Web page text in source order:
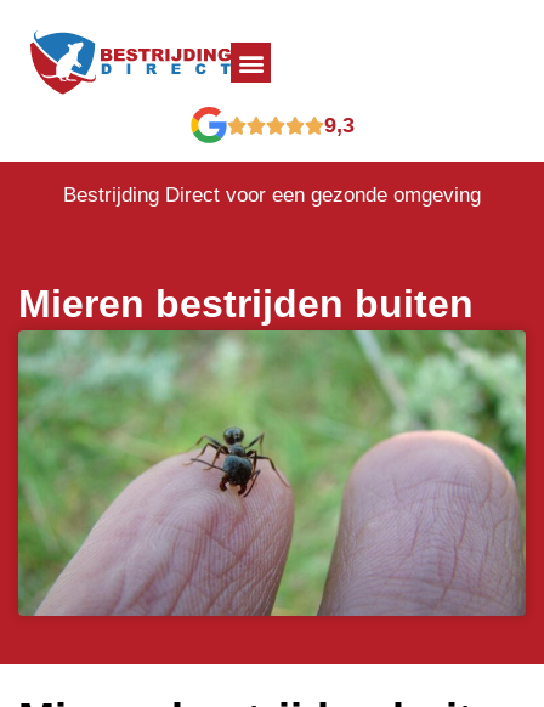
9,3
Bestrijding Direct voor een gezonde omgeving
Mieren bestrijden buiten